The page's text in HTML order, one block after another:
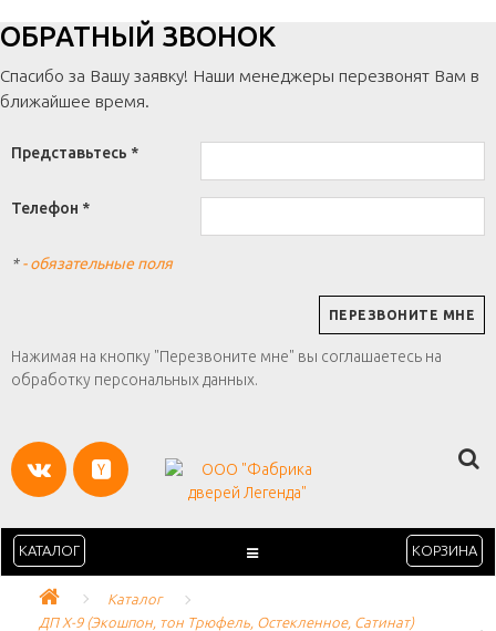
ОБРАТНЫЙ ЗВОНОК
Спасибо за Вашу заявку! Наши менеджеры перезвонят Вам в
ближайшее время.
Представьтесь *
Телефон *
*- обязательные поля
Нажимая на кнопку "Перезвоните мне" вы соглашаетесь на
обработку персональных данных.
КАТАЛОГ КОРЗИНА
Каталог
ДП Х-9 (Экошпон, тон Трюфель, Остекленное, Сатинат)